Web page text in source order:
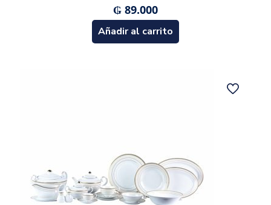
₲ 89.000
Añadir al carrito